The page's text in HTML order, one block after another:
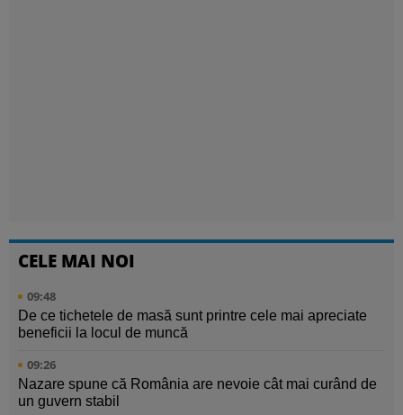
CELE MAI NOI
09:48
De ce tichetele de masă sunt printre cele mai apreciate
beneficii la locul de muncă
09:26
Nazare spune că România are nevoie cât mai curând de
un guvern stabil